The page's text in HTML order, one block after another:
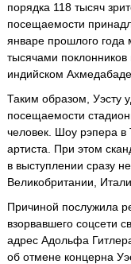
порядка 118 тысяч
посещаемости
январе прошлого года
тысячами
индийском Ахмедабаде.
Таким образом, Уэсту
посещаемости
человек. Шоу рэпера в
артиста. При этом
в выступлении сразу
Великобритании,
Причиной послужила
взорвавшего соцсети
адрес Адольфа
об отмене концерна